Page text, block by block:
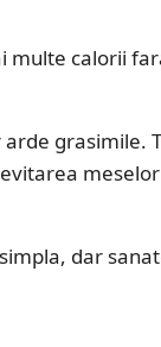
calorii
grasimile.
dar